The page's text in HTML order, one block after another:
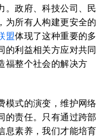
。政府、科技公司、民
为所有人构建更安全的
盟体现了这种重要的多
的利益相关方应对共同
福整个社会的解决方
模式的演变，维护网络
的责任。只有通过跨部
息素养，我们才能培育